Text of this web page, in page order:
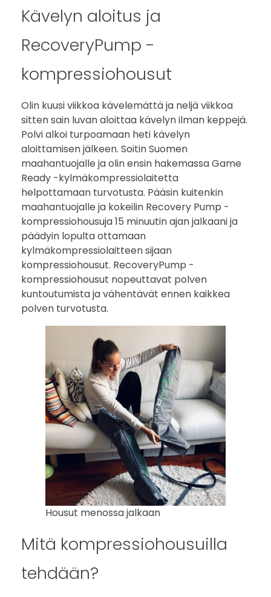
m
p
-
o
m
p
r
e
s
s
i
o
Kävelyn aloitus ja
RecoveryPump -
kompressiohousut
Olin kuusi viikkoa kävelemättä ja neljä viikkoa
sitten sain luvan aloittaa kävelyn ilman keppejä.
Polvi alkoi turpoamaan heti kävelyn
aloittamisen jälkeen. Soitin Suomen
maahantuojalle ja olin ensin hakemassa Game
Ready -kylmäkompressiolaitetta
helpottamaan turvotusta. Pääsin kuitenkin
maahantuojalle ja kokeilin Recovery Pump -
kompressiohousuja 15 minuutin ajan jalkaani ja
päädyin lopulta ottamaan
kylmäkompressiolaitteen sijaan
kompressiohousut. RecoveryPump -
kompressiohousut nopeuttavat polven
kuntoutumista ja vähentävät ennen kaikkea
polven turvotusta.
Housut menossa jalkaan
Mitä kompressiohousuilla
tehdään?